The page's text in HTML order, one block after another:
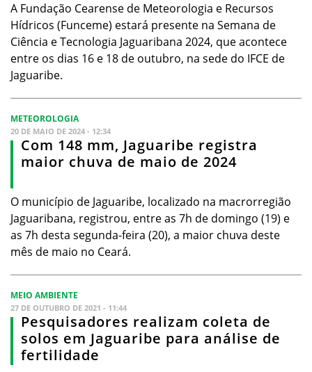
A Fundação Cearense de Meteorologia e Recursos
Hídricos (Funceme) estará presente na Semana de
Ciência e Tecnologia Jaguaribana 2024, que acontece
entre os dias 16 e 18 de outubro, na sede do IFCE de
Jaguaribe.
METEOROLOGIA
20 DE MAIO DE 2024 - 12:34
Com 148 mm, Jaguaribe registra
maior chuva de maio de 2024
O município de Jaguaribe, localizado na macrorregião
Jaguaribana, registrou, entre as 7h de domingo (19) e
as 7h desta segunda-feira (20), a maior chuva deste
mês de maio no Ceará.
MEIO AMBIENTE
27 DE OUTUBRO DE 2021 - 11:44
Pesquisadores realizam coleta de
solos em Jaguaribe para análise de
fertilidade